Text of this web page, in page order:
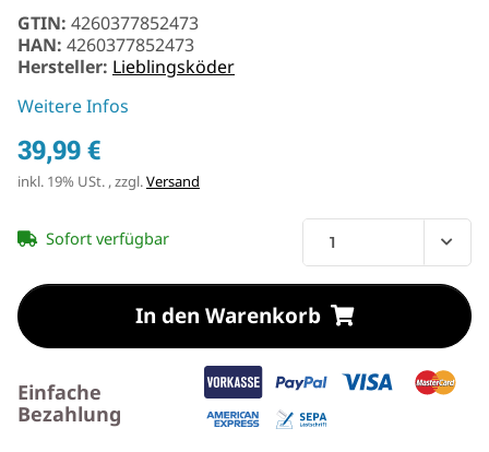
GTIN: 4260377852473
HAN: 4260377852473
Hersteller: Lieblingsköder
Weitere Infos
39,99 €
inkl. 19% USt. , zzgl.Versand
Sofort verfügbar
In den Warenkorb
Einfache
Bezahlung